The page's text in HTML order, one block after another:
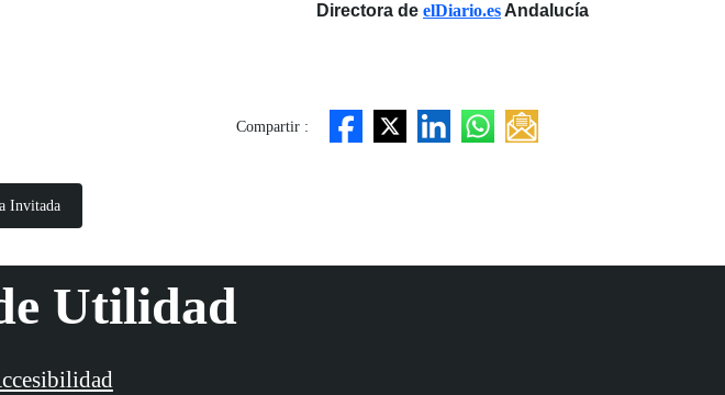
Directora de elDiario.es Andalucía
Compartir :
Invitada
Utilidad